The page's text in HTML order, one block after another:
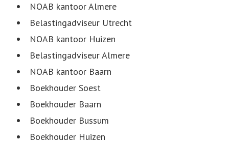
NOAB kantoor Almere
Belastingadviseur Utrecht
NOAB kantoor Huizen
Belastingadviseur Almere
NOAB kantoor Baarn
Boekhouder Soest
Boekhouder Baarn
Boekhouder Bussum
Boekhouder Huizen